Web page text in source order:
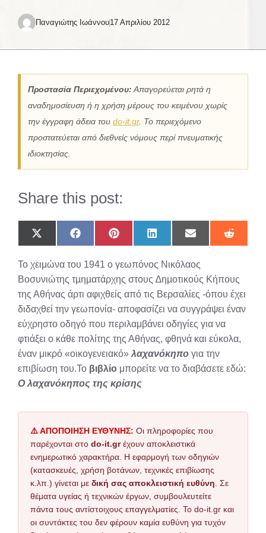
Παναγιώτης Ιωάννου17 Απριλίου 2012
Προστασία Περιεχομένου: Απαγορεύεται ρητά η
αναδημοσίευση ή η χρήση μέρους του κειμένου χωρίς
την έγγραφη άδεια του do-it.gr. Το περιεχόμενο
προστατεύεται από διεθνείς νόμους περί πνευματικής
ιδιοκτησίας.
Share this post:
Share
on
(Twitter)
Share
on
Share
on
Share
on
Share
on
Share
on
Το χειμώνα του 1941 ο γεωπόνος Νικόλαος
Βοσυνιώτης τµηµατάρχης στους ∆ηµοτικούς Κήπους
της Αθήνας άρτι αφιχθείς από τις Βερσαλίες -όπου έχει
διδαχθεί την γεωπονία- αποφασίζει να συγγράψει έναν
εύχρηστο οδηγό που περιλαμβάνει οδηγίες για να
φτιάξει ο κάθε πολίτης της Αθήνας, φθηνά και εύκολα,
έναν μικρό «οικογενειακό» λαχανόκηπο για την
επιβίωση του.Το βιβλίο μπορείτε να το διαβάσετε εδώ:
Ο λαχανόκηπος της κρίσης
⚠️ ΑΠΟΠΟΙΗΣΗ ΕΥΘΥΝΗΣ: Οι πληροφορίες που
παρέχονται στο do-it.grέχουν αποκλειστικά
ενημερωτικό χαρακτήρα. Η εφαρμογή των οδηγιών
(κατασκευές, χρήση βοτάνων, τεχνικές επιβίωσης
κ.λπ.) γίνεται με δική σας αποκλειστική ευθύνη . Σε
θέματα υγείας ή τεχνικών έργων, συμβουλευτείτε
πάντα τους αντίστοιχους επαγγελματίες. Το do-it.gr και
οι συντάκτες του δεν φέρουν καμία ευθύνη για τυχόν